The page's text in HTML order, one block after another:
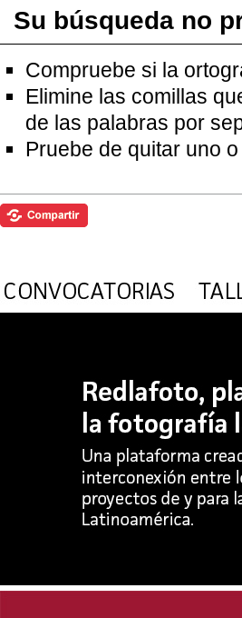
Su búsqueda no
Compruebe si la
Elimine las comillas
de las palabras por
Pruebe de quitar uno